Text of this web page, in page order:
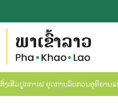
ສົ່ງເສີມປູກກາເຟ ຢຸດການລົບກວນອຸທິຍານ